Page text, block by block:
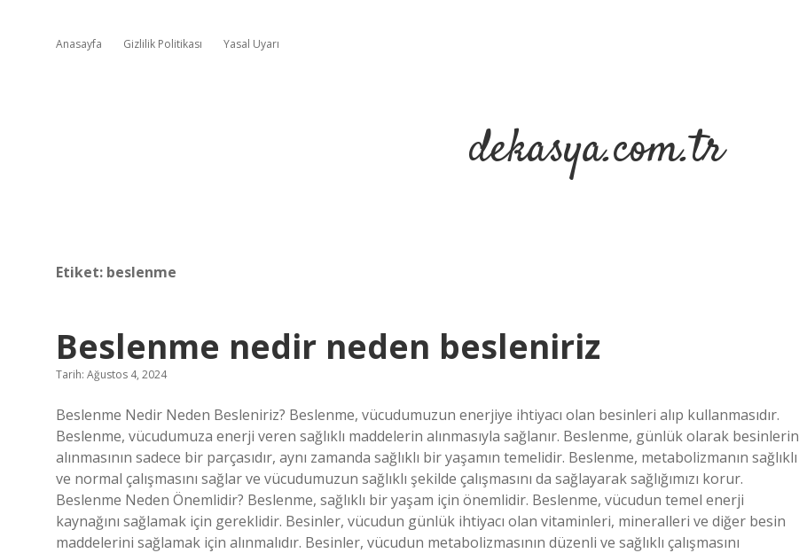
Anasayfa Gizlilik Politikası Yasal Uyarı
dekasya.com.tr
Etiket: beslenme
Beslenme nedir neden besleniriz
Tarih: Ağustos 4, 2024
Beslenme Nedir Neden Besleniriz? Beslenme, vücudumuzun enerjiye ihtiyacı olan besinleri alıp kullanmasıdır.
Beslenme, vücudumuza enerji veren sağlıklı maddelerin alınmasıyla sağlanır. Beslenme, günlük olarak besinlerin
alınmasının sadece bir parçasıdır, aynı zamanda sağlıklı bir yaşamın temelidir. Beslenme, metabolizmanın sağlıklı
ve normal çalışmasını sağlar ve vücudumuzun sağlıklı şekilde çalışmasını da sağlayarak sağlığımızı korur.
Beslenme Neden Önemlidir? Beslenme, sağlıklı bir yaşam için önemlidir. Beslenme, vücudun temel enerji
kaynağını sağlamak için gereklidir. Besinler, vücudun günlük ihtiyacı olan vitaminleri, mineralleri ve diğer besin
maddelerini sağlamak için alınmalıdır. Besinler, vücudun metabolizmasının düzenli ve sağlıklı çalışmasını